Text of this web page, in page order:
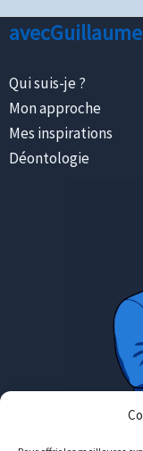
Qui suis-je ?
Mon approche
Mes inspirations
Déontologie